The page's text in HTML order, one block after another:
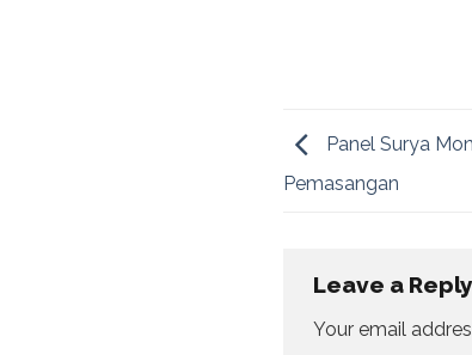
Panel Surya
Pemasangan
Leave a Reply
Your email